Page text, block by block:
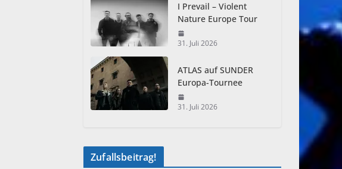
I Prevail – Violent
Nature Europe Tour
31. Juli 2026
ATLAS auf SUNDER
Europa-Tournee
31. Juli 2026
Zufallsbeitrag!